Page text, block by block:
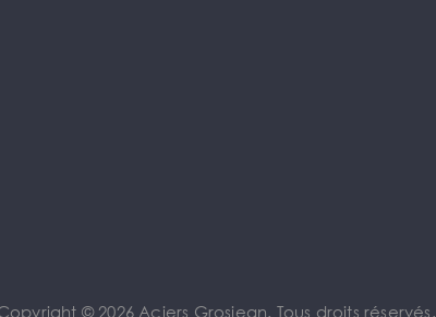
© 2026 Aciers Grosjean. Tous droits réservés.